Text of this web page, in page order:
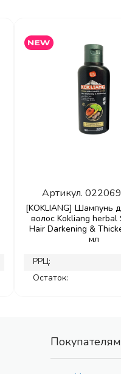
Артикул.
[KOKLIANG] Шампунь
волос Kokliang herbal
Hair Darkening &
мл
РРЦ:
Остаток:
Покупателям